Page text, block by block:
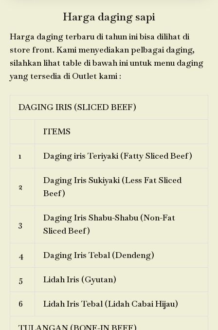
Harga daging sapi
Harga daging terbaru di tahun ini bisa dilihat di
store front. Kami menyediakan pelbagai daging,
silahkan lihat table di bawah ini untuk menu daging
yang tersedia di Outlet kami :
DAGING IRIS (SLICED BEEF)
ITEMS
1 Daging iris Teriyaki (Fatty Sliced Beef)
2
Daging Iris Sukiyaki (Less Fat Sliced
Beef)
3
Daging Iris Shabu-Shabu (Non-Fat
Sliced Beef)
4 Daging Iris Tebal (Dendeng)
5 Lidah Iris (Gyutan)
6 Lidah Iris Tebal (Lidah Cabai Hijau)